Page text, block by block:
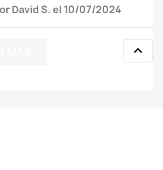
David S. el 10/07/2024
